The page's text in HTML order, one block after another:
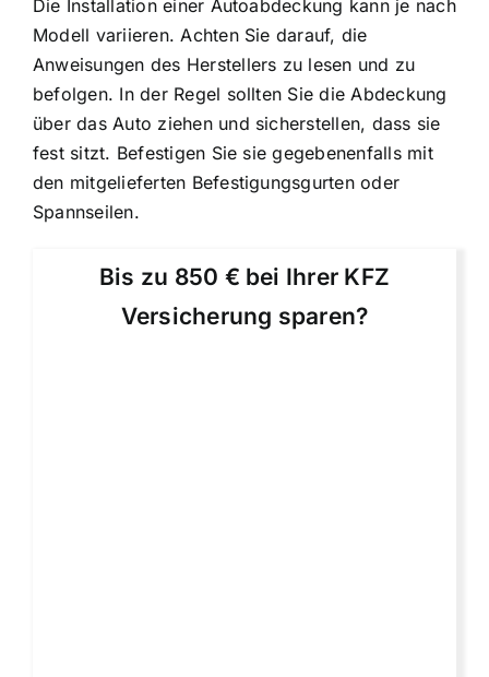
Die Installation einer Autoabdeckung kann je nach
Modell variieren. Achten Sie darauf, die
Anweisungen des Herstellers zu lesen und zu
befolgen. In der Regel sollten Sie die Abdeckung
über das Auto ziehen und sicherstellen, dass sie
fest sitzt. Befestigen Sie sie gegebenenfalls mit
den mitgelieferten Befestigungsgurten oder
Spannseilen.
Bis zu 850 € bei Ihrer KFZ
Versicherung sparen?